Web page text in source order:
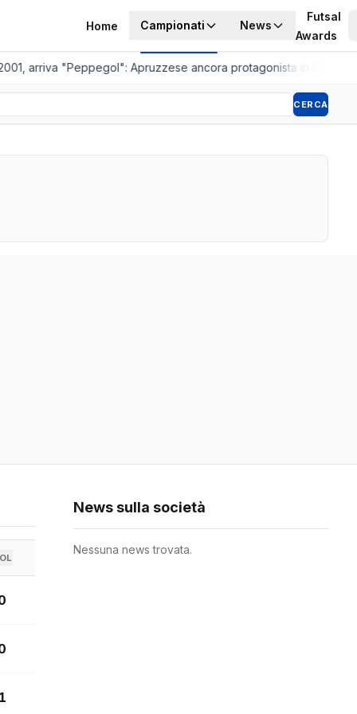
Home Campionati News
Futsal
Awards
arriva "Peppegol": Apruzzese ancora protagonista in C2
CERCA
1
News sulla società
Nessuna news trovata.